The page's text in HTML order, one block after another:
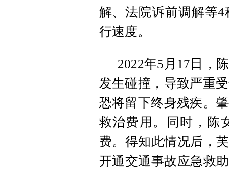
解、法院诉前调解等
行速度。
2022年5月17日，
发生碰撞，导致严重
恐将留下终身残疾。
救治费用。同时，陈
费。得知此情况后，
开通交通事故应急救